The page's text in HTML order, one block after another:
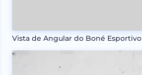
Vista de Angular do Boné Esportivo